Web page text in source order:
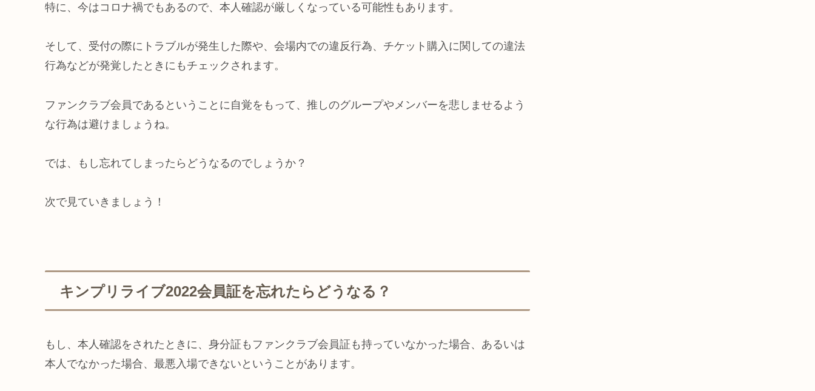
特に、今はコロナ禍でもあるので、本人確認が厳しくなっている可能性もあります。
そして、受付の際にトラブルが発生した際や、会場内での違反行為、チケット購入に関しての違法
行為などが発覚したときにもチェックされます。
ファンクラブ会員であるということに自覚をもって、推しのグループやメンバーを悲しませるよう
な行為は避けましょうね。
では、もし忘れてしまったらどうなるのでしょうか？
次で見ていきましょう！
キンプリライブ2022会員証を忘れたらどうなる？
もし、本人確認をされたときに、身分証もファンクラブ会員証も持っていなかった場合、あるいは
本人でなかった場合、最悪入場できないということがあります。